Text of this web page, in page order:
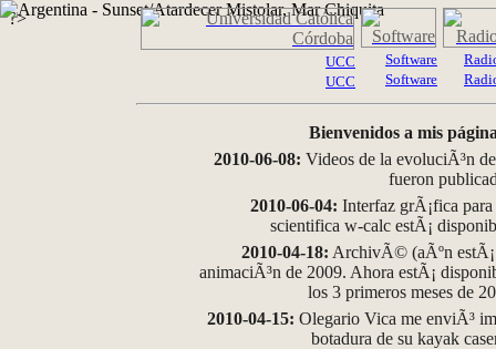
?>
UCC
UCC
Software
Software
Bienvenidos a mis
2010-06-08: Videos de la evoluciÃ³n
fueron
2010-06-04: Interfaz grÃ¡fica
scientifica w-calc estÃ¡
2010-04-18: ArchivÃ© (aÃºn
animaciÃ³n de 2009. Ahora estÃ¡
los 3 primeros meses de
2010-04-15: Olegario Vica me enviÃ³
botadura de su kayak